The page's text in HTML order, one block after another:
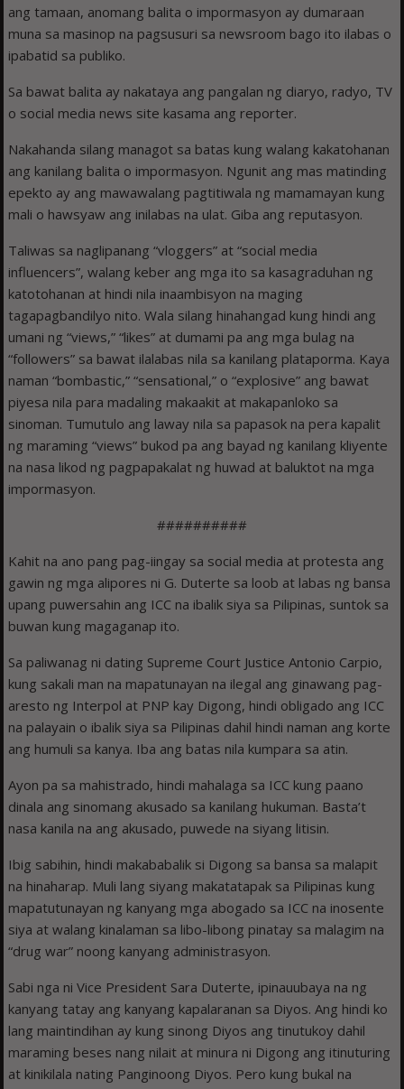
ang tamaan, anomang balita o impormasyon ay dumaraan
muna sa masinop na pagsusuri sa newsroom bago ito ilabas o
ipabatid sa publiko.
Sa bawat balita ay nakataya ang pangalan ng diaryo, radyo, TV
o social media news site kasama ang reporter.
Nakahanda silang managot sa batas kung walang kakatohanan
ang kanilang balita o impormasyon. Ngunit ang mas matinding
epekto ay ang mawawalang pagtitiwala ng mamamayan kung
mali o hawsyaw ang inilabas na ulat. Giba ang reputasyon.
Taliwas sa naglipanang “vloggers” at “social media
influencers”, walang keber ang mga ito sa kasagraduhan ng
katotohanan at hindi nila inaambisyon na maging
tagapagbandilyo nito. Wala silang hinahangad kung hindi ang
umani ng “views,” “likes” at dumami pa ang mga bulag na
“followers” sa bawat ilalabas nila sa kanilang plataporma. Kaya
naman “bombastic,” “sensational,” o “explosive” ang bawat
piyesa nila para madaling makaakit at makapanloko sa
sinoman. Tumutulo ang laway nila sa papasok na pera kapalit
ng maraming “views” bukod pa ang bayad ng kanilang kliyente
na nasa likod ng pagpapakalat ng huwad at baluktot na mga
impormasyon.
##########
Kahit na ano pang pag-iingay sa social media at protesta ang
gawin ng mga alipores ni G. Duterte sa loob at labas ng bansa
upang puwersahin ang ICC na ibalik siya sa Pilipinas, suntok sa
buwan kung magaganap ito.
Sa paliwanag ni dating Supreme Court Justice Antonio Carpio,
kung sakali man na mapatunayan na ilegal ang ginawang pag-
aresto ng Interpol at PNP kay Digong, hindi obligado ang ICC
na palayain o ibalik siya sa Pilipinas dahil hindi naman ang korte
ang humuli sa kanya. Iba ang batas nila kumpara sa atin.
Ayon pa sa mahistrado, hindi mahalaga sa ICC kung paano
dinala ang sinomang akusado sa kanilang hukuman. Basta’t
nasa kanila na ang akusado, puwede na siyang litisin.
Ibig sabihin, hindi makababalik si Digong sa bansa sa malapit
na hinaharap. Muli lang siyang makatatapak sa Pilipinas kung
mapatutunayan ng kanyang mga abogado sa ICC na inosente
siya at walang kinalaman sa libo-libong pinatay sa malagim na
“drug war” noong kanyang administrasyon.
Sabi nga ni Vice President Sara Duterte, ipinauubaya na ng
kanyang tatay ang kanyang kapalaranan sa Diyos. Ang hindi ko
lang maintindihan ay kung sinong Diyos ang tinutukoy dahil
maraming beses nang nilait at minura ni Digong ang itinuturing
at kinikilala nating Panginoong Diyos. Pero kung bukal na